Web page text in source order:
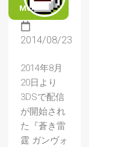
MORE
2014/08/23
2014年8月
20日より
3DSで配信
が開始され
た『蒼き雷
霆 ガンヴォ